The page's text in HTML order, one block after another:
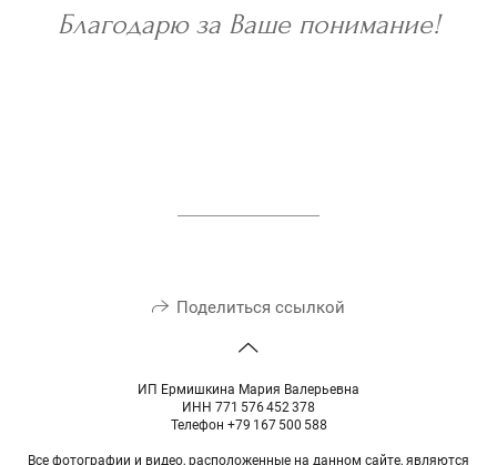
Благодарю за Ваше понимание!
Поделиться ссылкой
ИП Ермишкина Мария Валерьевна
ИНН 771 576 452 378
Телефон +79 167 500 588
Все фотографии и видео, расположенные на данном сайте, являются